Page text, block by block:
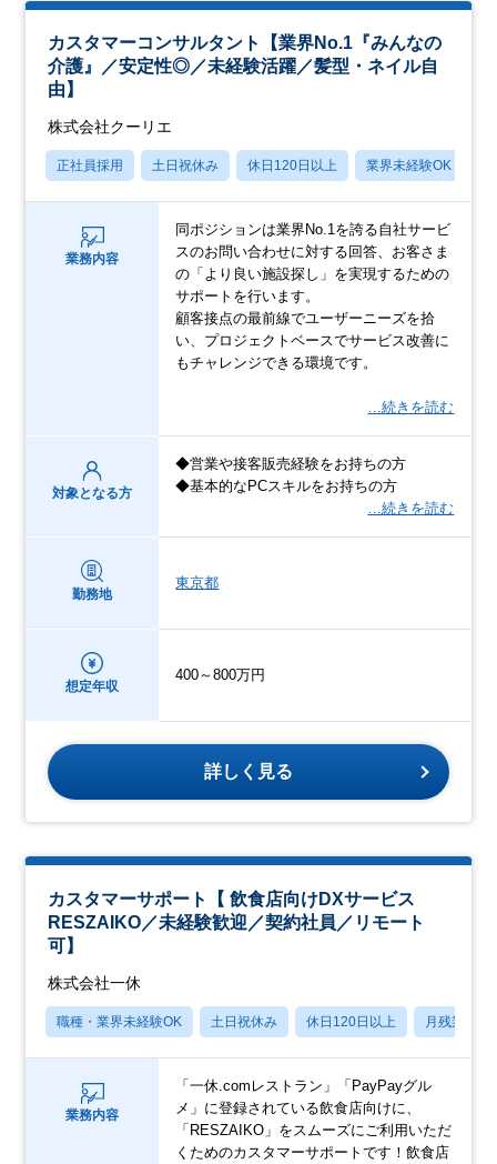
カスタマーコンサルタント【業界No.1『みんなの
介護』／安定性◎／未経験活躍／髪型・ネイル自
由】
株式会社クーリエ
正社員採用 土日祝休み 休日120日以上 業界未経験OK
業務内容
同ポジションは業界No.1を誇る自社サービ
スのお問い合わせに対する回答、お客さま
の「より良い施設探し」を実現するための
サポートを行います。
顧客接点の最前線でユーザーニーズを拾
い、プロジェクトベースでサービス改善に
もチャレンジできる環境です。
…続きを読む
対象となる方
◆営業や接客販売経験をお持ちの方
◆基本的なPCスキルをお持ちの方
…続きを読む
勤務地
東京都
想定年収
400～800万円
詳しく見る
カスタマーサポート【 飲食店向けDXサービス
RESZAIKO／未経験歓迎／契約社員／リモート
可】
株式会社一休
職種・業界未経験OK 土日祝休み 休日120日以上 月残業20
業務内容
「一休.comレストラン」「PayPayグル
メ」に登録されている飲食店向けに、
「RESZAIKO」をスムーズにご利用いただ
くためのカスタマーサポートです！飲食店